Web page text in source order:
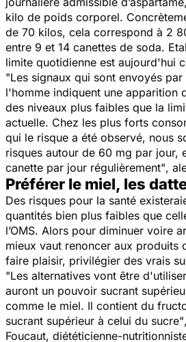
kilo de poids corporel.
de 70 kilos, cela correspond à 2
entre 9 et 14 canettes de soda.
limite quotidienne est aujourd'hui
"Les signaux qui sont envoyés par
l'homme indiquent une apparition
des niveaux plus faibles que la
actuelle. Chez les plus forts
qui le risque a été observé, nous
risques autour de 60 mg par jour,
canette par jour régulièrement",
Préférer le miel, les
Des risques pour la santé
quantités bien plus faibles que
l’OMS. Alors pour diminuer voire
mieux vaut renoncer aux produits
faire plaisir, privilégier des vrais
"Les alternatives vont être
auront un pouvoir sucrant
comme le miel. Il contient du
sucrant supérieur à celui du sucre"
Foucaut, diététicienne-